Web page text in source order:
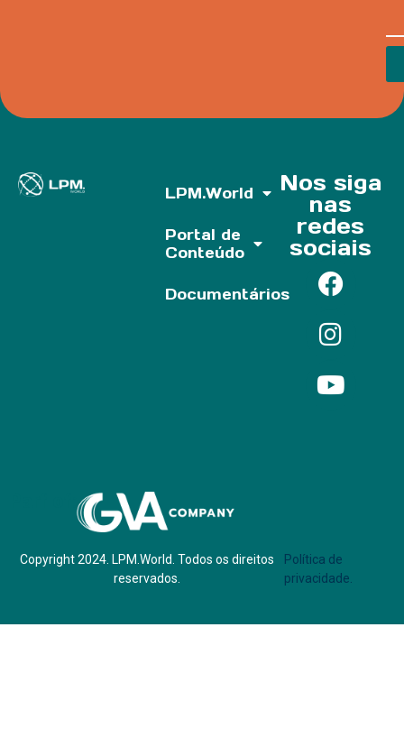
LPM.World
Portal de
Conteúdo
Documentários
Nos siga
nas
redes
sociais
Copyright 2024. LPM.World. Todos os direitos
reservados.
Política de
privacidade.